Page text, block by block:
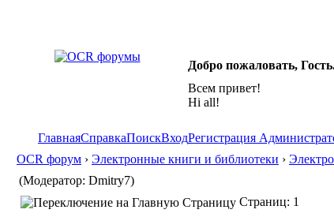
Добро пожаловать,
Всем привет!
Hi all!
ГлавнаяСправкаПоискВходРегистрация
OCR форум › Электронные книги и библиотеки ›
(Модератор: Dmitry7)
Страниц: 1